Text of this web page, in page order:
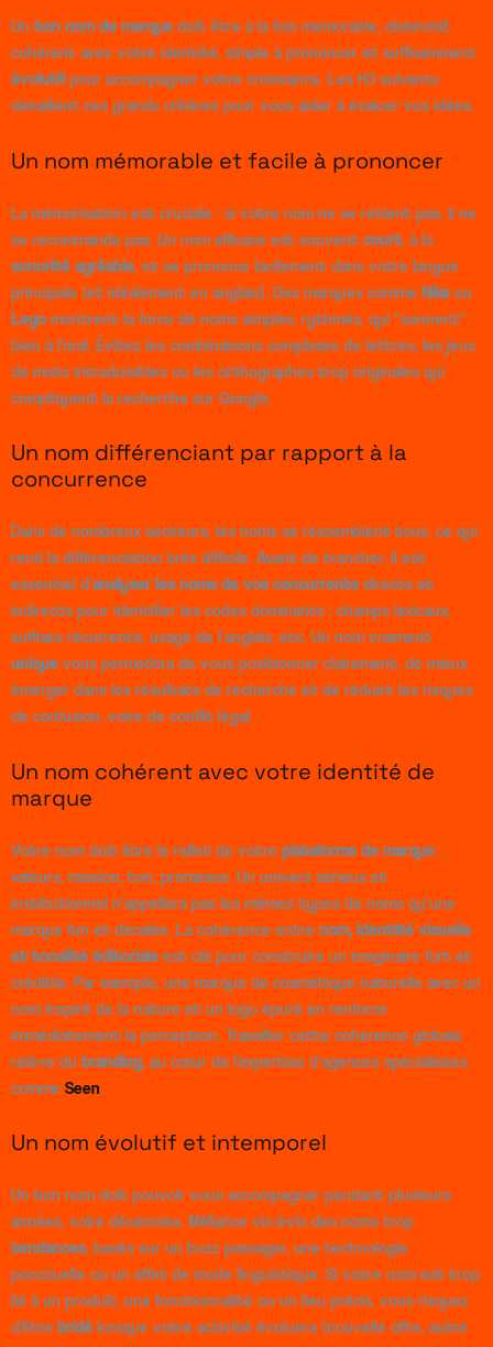
Un bon nom de marque doit être à la fois mémorable, distinctif,
cohérent avec votre identité, simple à prononcer et suffisamment
évolutifpour accompagner votre croissance. Les H3 suivants
détaillent ces grands critères pour vous aider à évaluer vos idées.
Un nom mémorable et facile à prononcer
La mémorisation est cruciale : si votre nom ne se retient pas, il ne
se recommande pas. Un nom efficace est souvent court, à la
sonorité agréable, et se prononce facilement dans votre langue
principale (et idéalement en anglais). Des marques comme Nike ou
Legomontrent la force de noms simples, rythmés, qui “sonnent”
bien à l’oral. Évitez les combinaisons complexes de lettres, les jeux
de mots intraduisibles ou les orthographes trop originales qui
compliquent la recherche sur Google.
Un nom différenciant par rapport à la
concurrence
Dans de nombreux secteurs, les noms se ressemblent tous, ce qui
rend la différenciation très difficile. Avant de trancher, il est
essentiel d’analyser les noms de vos concurrentsdirects et
indirects pour identifier les codes dominants : champs lexicaux,
suffixes récurrents, usage de l’anglais, etc. Un nom vraiment
unique vous permettra de vous positionner clairement, de mieux
émerger dans les résultats de recherche et de réduire les risques
de confusion, voire de conflit légal.
Un nom cohérent avec votre identité de
marque
Votre nom doit être le reflet de votre plateforme de marque :
valeurs, mission, ton, promesse. Un univers sérieux et
institutionnel n’appellera pas les mêmes types de noms qu’une
marque fun et décalée. La cohérence entre nom, identité visuelle
et tonalité éditoriale est clé pour construire un imaginaire fort et
crédible. Par exemple, une marque de cosmétique naturelle avec un
nom inspiré de la nature et un logo épuré en renforce
immédiatement la perception. Travailler cette cohérence globale
relève du branding, au cœur de l’expertise d’agences spécialisées
comme Seen.
Un nom évolutif et intemporel
Un bon nom doit pouvoir vous accompagner pendant plusieurs
années, voire décennies. Méfiance vis-à-vis des noms trop
tendances, basés sur un buzz passager, une technologie
ponctuelle ou un effet de mode linguistique. Si votre nom est trop
lié à un produit, une fonctionnalité ou un lieu précis, vous risquez
d’être bridé lorsque votre activité évoluera (nouvelle offre, autre